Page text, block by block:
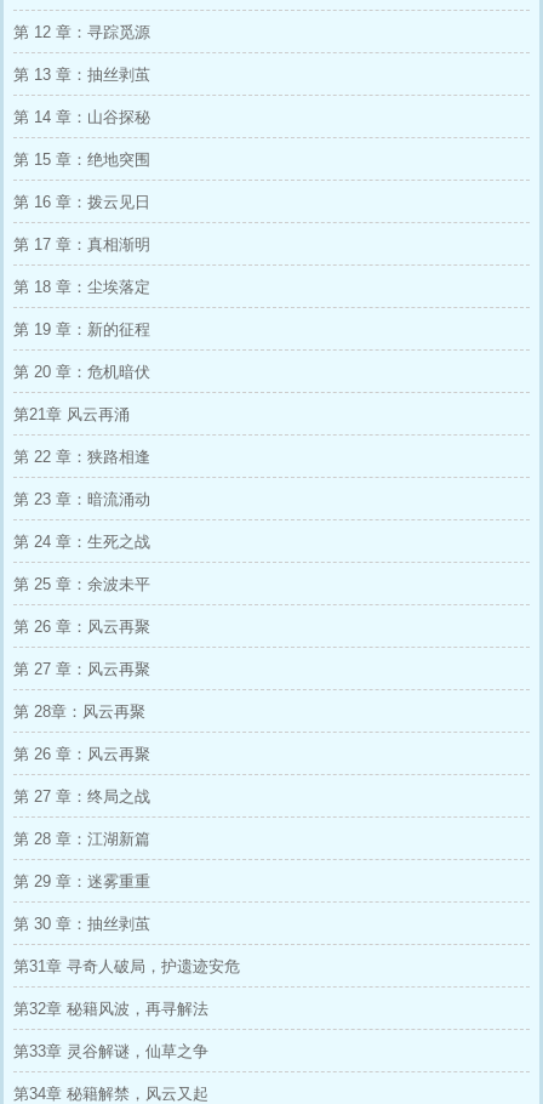
第 12 章：寻踪觅源
第 13 章：抽丝剥茧
第 14 章：山谷探秘
第 15 章：绝地突围
第 16 章：拨云见日
第 17 章：真相渐明
第 18 章：尘埃落定
第 19 章：新的征程
第 20 章：危机暗伏
第21章 风云再涌
第 22 章：狭路相逢
第 23 章：暗流涌动
第 24 章：生死之战
第 25 章：余波未平
第 26 章：风云再聚
第 27 章：风云再聚
第 28章：风云再聚
第 26 章：风云再聚
第 27 章：终局之战
第 28 章：江湖新篇
第 29 章：迷雾重重
第 30 章：抽丝剥茧
第31章 寻奇人破局，护遗迹安危
第32章 秘籍风波，再寻解法
第33章 灵谷解谜，仙草之争
第34章 秘籍解禁，风云又起